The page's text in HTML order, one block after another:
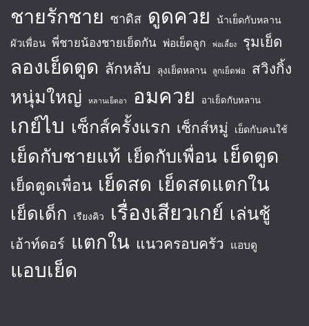
ชายรักชาย ซาดิส ดูดควย น้าเย็ดกับหลาน
ผัวเพื่อน พี่ชายน้องชายเย็ดกัน พ่อเย็ดลูก พ่อเลี้ยง รุมเย็ด
ลองเย็ดตูด ลักหลับ ลุงเย็ดหลาน ลูกเย็ดพ่อ สวิงกิ้ง
หนุ่มใหญ่ หลานเย็ดอา อมควย อาเย็ดกับหลาน
เกย์ไบ เซ็กส์ครั้งแรก เซ็กส์หมู่ เย็ดกับคนใช้
เย็ดกับชายแท้ เย็ดกับเพื่อน เย็ดตูด
เย็ดตูดเพื่อน เย็ดสด เย็ดสดแตกใน
เย็ดเด็ก เรียงคิว เรื่องเสียวเกย์ เล่นชู้
เอ้าท์ดอร์ แตกใน แนวครอบครัว แอบดู
แอบเย็ด